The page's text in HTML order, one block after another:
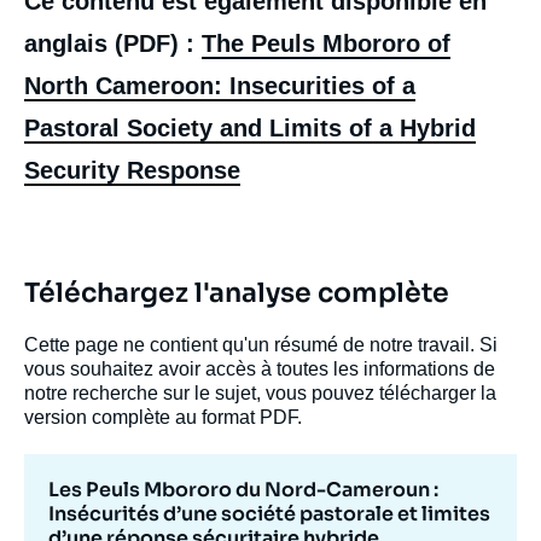
anglais (PDF) : The Peuls Mbororo of
North Cameroon: Insecurities of a
Pastoral Society and Limits of a Hybrid
Security Response
Téléchargez l'analyse complète
Cette page ne contient qu'un résumé de notre travail. Si
vous souhaitez avoir accès à toutes les informations de
notre recherche sur le sujet, vous pouvez télécharger la
version complète au format PDF.
Les Peuls Mbororo du Nord-Cameroun :
Insécurités d’une société pastorale et limites
de
couverture
la
publication
« Les Peuls Mbororo du Nord-Cameroun :
Insécurités d’une société pastorale et limites